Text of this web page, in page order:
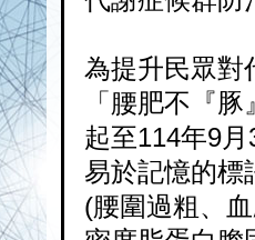
為提升民眾對
「腰肥不『
起至114年9
易於記憶的標
(腰圍過粗、